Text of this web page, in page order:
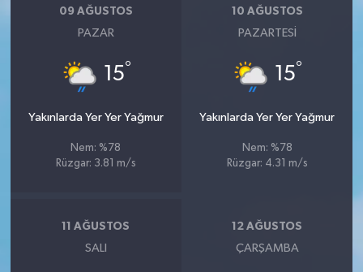
09 AĞUSTOS
PAZAR
15°
Yakınlarda Yer Yer Yağmur
Nem: %78
Rüzgar: 3.81 m/s
10 AĞUSTOS
PAZARTESI
15°
Yakınlarda Yer Yer Yağmur
Nem: %78
Rüzgar: 4.31 m/s
11 AĞUSTOS
SALI
12 AĞUSTOS
ÇARŞAMBA